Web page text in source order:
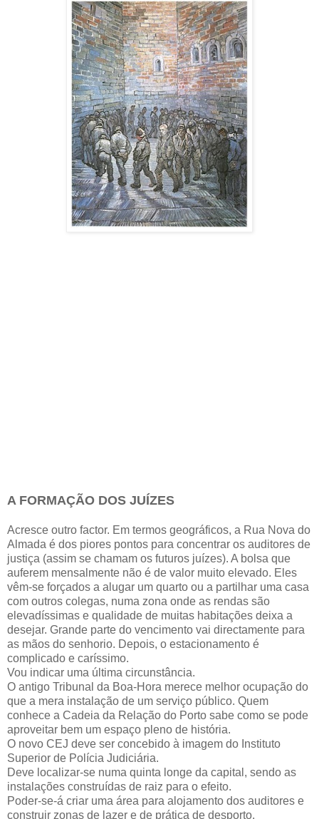
A FORMAÇÃO DOS JUÍZES
Acresce outro factor. Em termos geográficos, a Rua Nova do
Almada é dos piores pontos para concentrar os auditores de
justiça (assim se chamam os futuros juízes). A bolsa que
auferem mensalmente não é de valor muito elevado. Eles
vêm-se forçados a alugar um quarto ou a partilhar uma casa
com outros colegas, numa zona onde as rendas são
elevadíssimas e qualidade de muitas habitações deixa a
desejar. Grande parte do vencimento vai directamente para
as mãos do senhorio. Depois, o estacionamento é
complicado e caríssimo.
Vou indicar uma última circunstância.
O antigo Tribunal da Boa-Hora merece melhor ocupação do
que a mera instalação de um serviço público. Quem
conhece a Cadeia da Relação do Porto sabe como se pode
aproveitar bem um espaço pleno de história.
O novo CEJ deve ser concebido à imagem do Instituto
Superior de Polícia Judiciária.
Deve localizar-se numa quinta longe da capital, sendo as
instalações construídas de raiz para o efeito.
Poder-se-á criar uma área para alojamento dos auditores e
construir zonas de lazer e de prática de desporto.